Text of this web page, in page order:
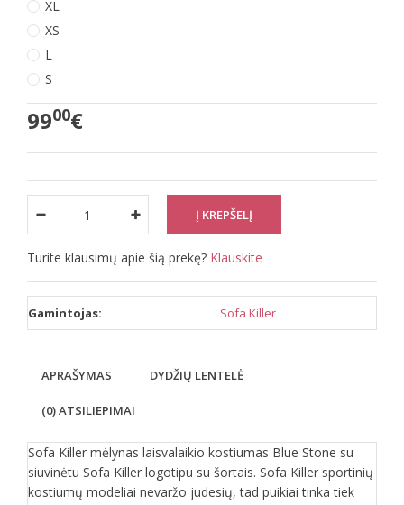
XL
XS
L
S
9900€
Turite klausimų apie šią prekę? Klauskite
Gamintojas: Sofa Killer
APRAŠYMAS DYDŽIŲ LENTELĖ
(0) ATSILIEPIMAI
Sofa Killer mėlynas laisvalaikio kostiumas Blue Stone su
siuvinėtu Sofa Killer logotipu su šortais. Sofa Killer sportinių
kostiumų modeliai nevaržo judesių, tad puikiai tinka tiek